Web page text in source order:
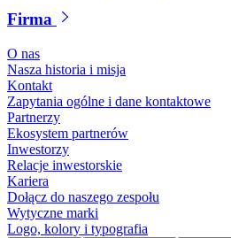
Firma
O nas
Nasza historia i misja
Kontakt
Zapytania ogólne i dane kontaktowe
Partnerzy
Ekosystem partnerów
Inwestorzy
Relacje inwestorskie
Kariera
Dołącz do naszego zespołu
Wytyczne marki
Logo, kolory i typografia